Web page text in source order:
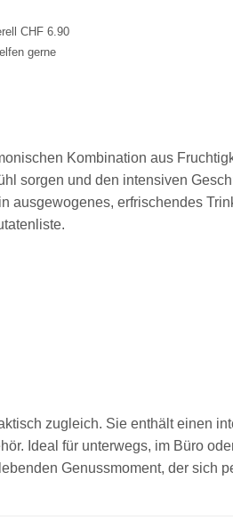
CHF 6.90
gerne
Kombination aus
sorgen und den intensiven
ausgewogenes, erfrischendes
zugleich. Sie enthält einen
Ideal für unterwegs, im Büro
Genussmoment, der sich